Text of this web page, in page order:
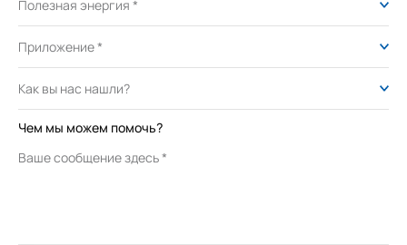
Чем мы можем помочь?